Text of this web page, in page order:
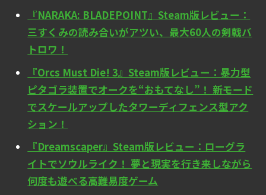
『NARAKA: BLADEPOINT』Steam版レビュー：
三すくみの読み合いがアツい、最大60人の剣戟バ
トロワ！
『Orcs Must Die! 3』Steam版レビュー：暴力型
ピタゴラ装置でオークを“おもてなし”！ 新モード
でスケールアップしたタワーディフェンス型アク
ション！
『Dreamscaper』Steam版レビュー：ローグラ
イトでソウルライク！ 夢と現実を行き来しながら
何度も遊べる高難易度ゲーム